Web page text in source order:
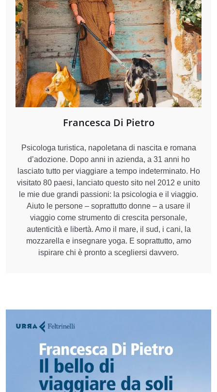
Francesca Di Pietro
Psicologa turistica, napoletana di nascita e romana
d’adozione. Dopo anni in azienda, a 31 anni ho
lasciato tutto per viaggiare a tempo indeterminato. Ho
visitato 80 paesi, lanciato questo sito nel 2012 e unito
le mie due grandi passioni: la psicologia e il viaggio.
Aiuto le persone – soprattutto donne – a usare il
viaggio come strumento di crescita personale,
autenticità e libertà. Amo il mare, il sud, i cani, la
mozzarella e insegnare yoga. E soprattutto, amo
ispirare chi è pronto a scegliersi davvero.